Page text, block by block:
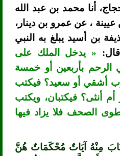
أنا محمد بن عبد الله
، عن عمرو بن دينار،
بن أسيد يبلغ به النبي
« يدخل الملك على
الرحم بأربعين أو خمسة
رب أشقي أو سعيد؟ فيكتب
أنثى؟ فيكتبان، ويكتب
الصحف فلا يزاد فيها
مِنْهُ آيَاتٌ مُحْكَمَاتٌ هُنَّ